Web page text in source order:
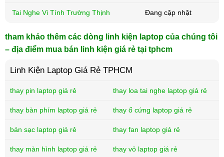
Tai Nghe Vi Tính Trường Thịnh Đang cập nhật
tham khảo thêm các dòng linh kiện laptop của chúng tôi
– địa điểm mua bán linh kiện giá rẻ tại tphcm
Linh Kiện Laptop Giá Rẻ TPHCM
thay pin laptop giá rẻ thay loa tai nghe laptop giá rẻ
thay bàn phím laptop giá rẻ thay ổ cứng laptop giá rẻ
bán sạc laptop giá rẻ thay fan laptop giá rẻ
thay màn hình laptop giá rẻ thay vỏ laptop giá rẻ